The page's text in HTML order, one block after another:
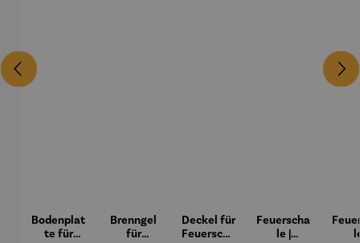
Bodenplat
te für
Brenngel
für
Deckel für
Feuerscha
Feuerscha
le |